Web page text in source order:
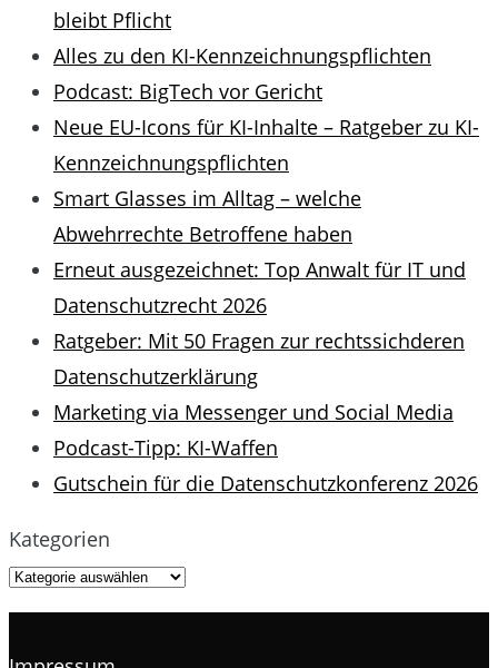
bleibt Pflicht
Alles zu den KI-Kennzeichnungspflichten
Podcast: BigTech vor Gericht
Neue EU-Icons für KI-Inhalte – Ratgeber zu KI-
Kennzeichnungspflichten
Smart Glasses im Alltag – welche
Abwehrrechte Betroffene haben
Erneut ausgezeichnet: Top Anwalt für IT und
Datenschutzrecht 2026
Ratgeber: Mit 50 Fragen zur rechtssichderen
Datenschutzerklärung
Marketing via Messenger und Social Media
Podcast-Tipp: KI-Waffen
Gutschein für die Datenschutzkonferenz 2026
Kategorien